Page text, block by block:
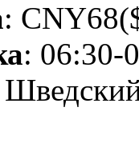
:
: 06:30-